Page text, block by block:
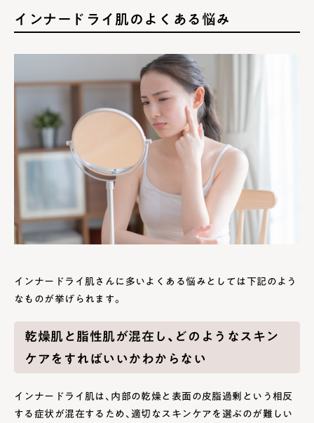
5 インナードライ肌のおすすめメイク直し方法
5.1皮脂をやさしくオフする
ミスト化粧水で保湿する
5.3化粧下地やBBクリームを使用
5.4
軽めのパウダーを使用
6乾燥を予防して、インナードライ肌を改善しよう
インナードライ肌のよくある悩み
インナードライ肌さんに多いよくある悩みとしては下記のよう
なものが挙げられます。
乾燥肌と脂性肌が混在し、どのようなスキン
ケアをすればいいかわからない
インナードライ肌は、内部の乾燥と表面の皮脂過剰という相反
する症状が混在するため、適切なスキンケアを選ぶのが難しい